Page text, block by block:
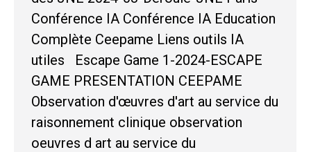
Conférence IA Conférence IA Education
Complète Ceepame Liens outils IA
utiles Escape Game 1-2024-ESCAPE
GAME PRESENTATION CEEPAME
Observation d'œuvres d'art au service du
raisonnement clinique observation
oeuvres d art au service du